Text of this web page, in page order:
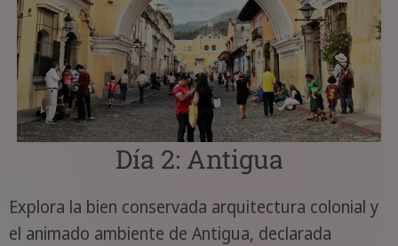
Día 2: Antigua
Explora la bien conservada arquitectura colonial y
el animado ambiente de Antigua, declarada